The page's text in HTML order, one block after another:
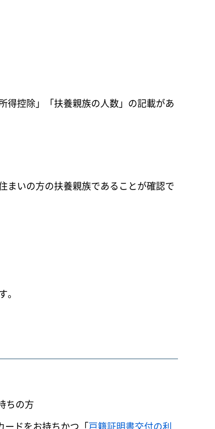
得控除」「扶養親族の人数」の記載があ
まいの方の扶養親族であることが確認で
。
ちの方